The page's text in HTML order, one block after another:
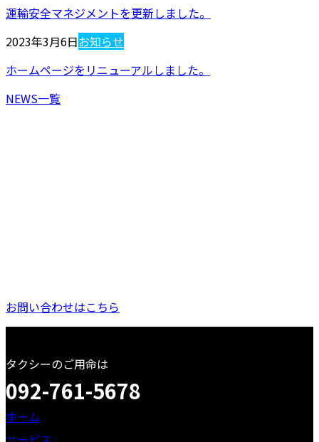
運輸安全マネジメントを更新しました。
2023年3月6日お知らせ
ホームページをリニューアルしました。
NEWS一覧
お問い合わせはこちら
タクシーのご用命は
092-761-5678
ホーム